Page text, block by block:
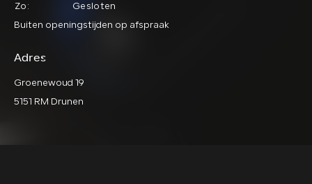
Zo:
Gesloten
Buiten openingstijden op afspraak
Adres
Groenewoud 19
5151 RM Drunen